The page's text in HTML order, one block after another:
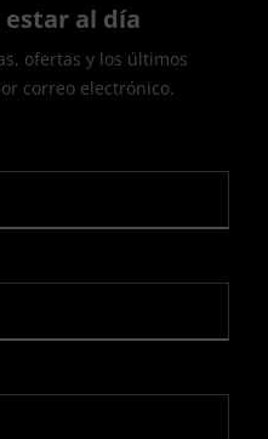
al día
ofertas y los últimos
correo electrónico.